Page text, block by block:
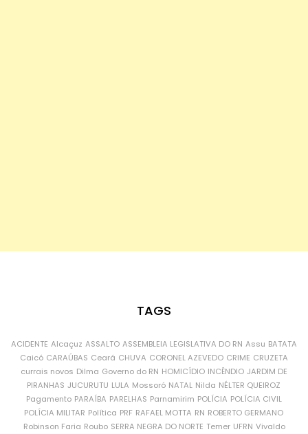
TAGS
ACIDENTE Alcaçuz ASSALTO ASSEMBLEIA LEGISLATIVA DO RN Assu BATATA
Caicó CARAÚBAS Ceará CHUVA CORONEL AZEVEDO CRIME CRUZETA
currais novos Dilma Governo do RN HOMICÍDIO INCÊNDIO JARDIM DE
PIRANHAS JUCURUTU LULA Mossoró NATAL Nilda NÉLTER QUEIROZ
Pagamento PARAÍBA PARELHAS Parnamirim POLÍCIA POLÍCIA CIVIL
POLÍCIA MILITAR Política PRF RAFAEL MOTTA RN ROBERTO GERMANO
Robinson Faria Roubo SERRA NEGRA DO NORTE Temer UFRN Vivaldo